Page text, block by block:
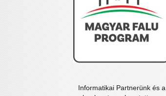
Informatikai Partnerünk és a